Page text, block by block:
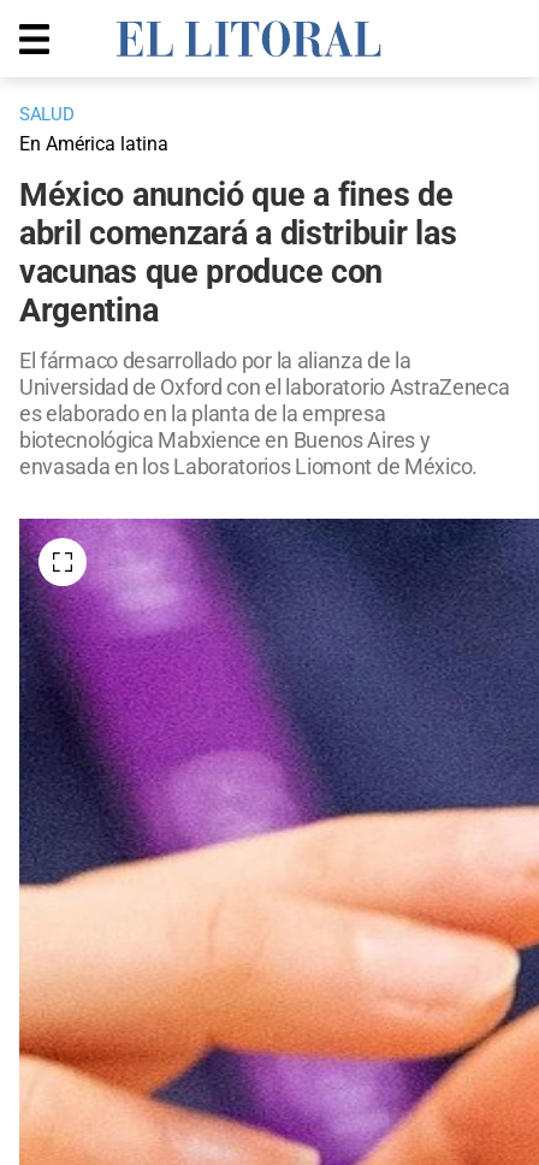
SALUD
En América latina
México anunció que a fines de
abril comenzará a distribuir las
vacunas que produce con
Argentina
El fármaco desarrollado por la alianza de la
Universidad de Oxford con el laboratorio AstraZeneca
es elaborado en la planta de la empresa
biotecnológica Mabxience en Buenos Aires y
envasada en los Laboratorios Liomont de México.